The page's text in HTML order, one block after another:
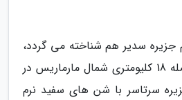
جزیره سدیر هم شناخته می گردد،
جزیره ای کوچک در فاصله 18 کلیومتری شمال مارماریس در
سرتاسر با شن های سفید نرم